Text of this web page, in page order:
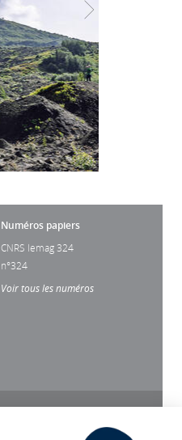
Numéros papiers
CNRS lemag 324
n°324
Voir tous les numéros